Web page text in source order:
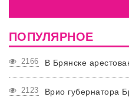
ПОПУЛЯРНОЕ
2166 В Брянске
2123
Врио губернатора